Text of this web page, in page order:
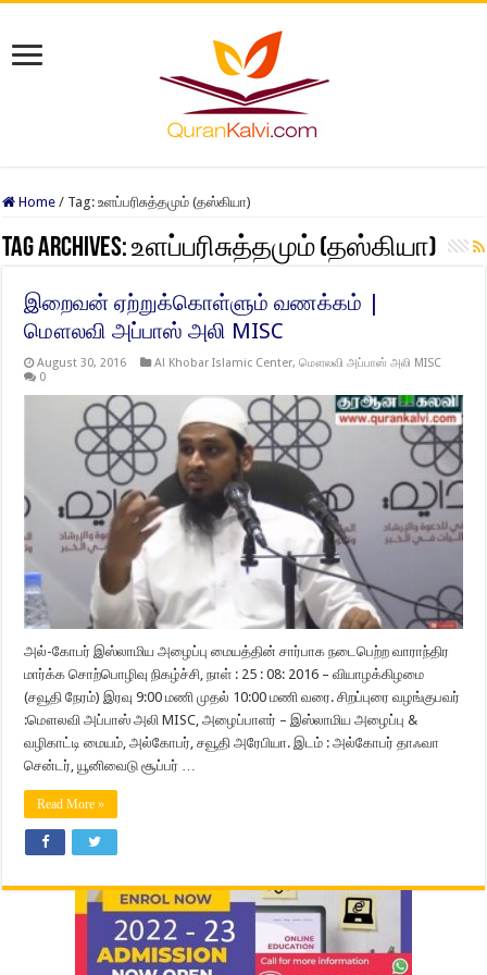
Home / Tag:உளப்பரிசுத்தமும் (தஸ்கியா)
Tag Archives:உளப்பரிசுத்தமும் (தஸ்கியா)
இறைவன் ஏற்றுக்கொள்ளும் வணக்கம் |
மௌலவி அப்பாஸ் அலி MISC
August 30, 2016 Al Khobar Islamic Center,மௌலவி அப்பாஸ் அலி MISC
0
அல்-கோபர் இஸ்லாமிய அழைப்பு மையத்தின் சார்பாக நடைபெற்ற வாராந்திர
மார்க்க சொற்பொழிவு நிகழ்ச்சி, நாள் : 25 : 08: 2016 – வியாழக்கிழமை
(சவூதி நேரம்) இரவு 9:00 மணி முதல் 10:00 மணி வரை. சிறப்புரை வழங்குபவர்
:மௌலவி அப்பாஸ் அலி MISC, அழைப்பாளர் – இஸ்லாமிய அழைப்பு &
வழிகாட்டி மையம், அல்கோபர், சவூதி அரேபியா. இடம் : அல்கோபர் தாஃவா
சென்டர், யூனிவைடு சூப்பர் …
Read More »